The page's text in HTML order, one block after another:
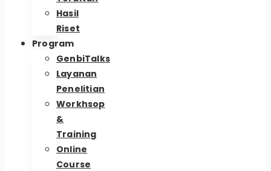
Hasil
Riset
Program
GenbiTalks
Layanan
Penelitian
Workhsop
&
Training
Online
Course